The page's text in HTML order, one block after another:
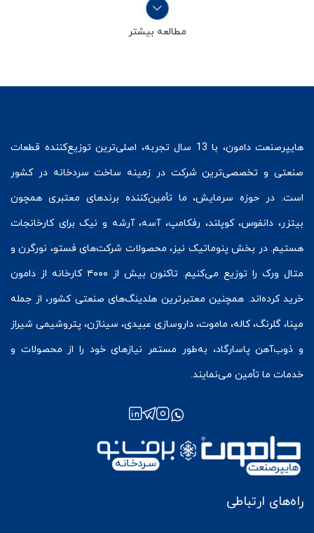
مطالعه بیشتر
هایپرصنعت
دامون، با 13 سال تجربه، اصلی‌ترین توزیع‌کننده قطعات
صنعتی و تخصصی‌ترین شرکت در زمینه ساخت سردخانه در کشور
است. در حوزه سرمایش، ما تأمین‌کننده برندهای معتبری همچون
بیتزر، دانفوس،کوپلند، رفکامپ، آسه، آرشه و نیک برای کارخانجات
هستیم. در بخش پنوماتیک نیز، محصولات شرکت‌های فستو، نورگرن و
متال ورک
را توزیع می‌کنیم. تاکنون بیش از ۴۰۰۰ کارخانه از دامون
خرید کرده‌اند. همچنین معتبرترین هلدینگ‌های صنعتی کشور، از جمله
مپنا، گلرنگ، کاله، ماموت، داروسازی عبیدی، سیناژن، پتروشیمی شیراز
و ذوب‌آهن پاسارگاد، به‌طور مستمر نیازهای خود را از محصولات و
خدمات ما تأمین می‌نمایند.
راه‌های ارتباطی